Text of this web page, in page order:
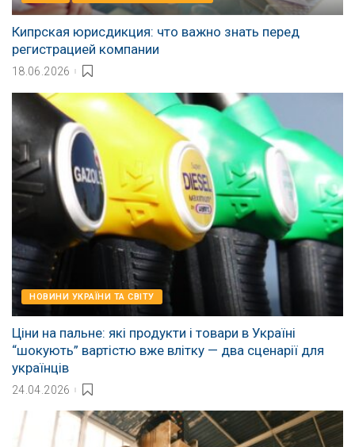
Кипрская юрисдикция: что важно знать перед
регистрацией компании
18.06.2026
НОВИНИ УКРАЇНИ ТА СВІТУ
Ціни на пальне: які продукти і товари в Україні
“шокують” вартістю вже влітку — два сценарії для
українців
24.04.2026